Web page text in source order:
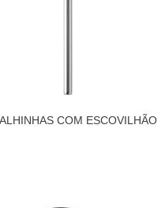
COM ESCOVILHÃO